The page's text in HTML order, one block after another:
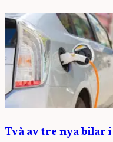
Två av tre nya bilar